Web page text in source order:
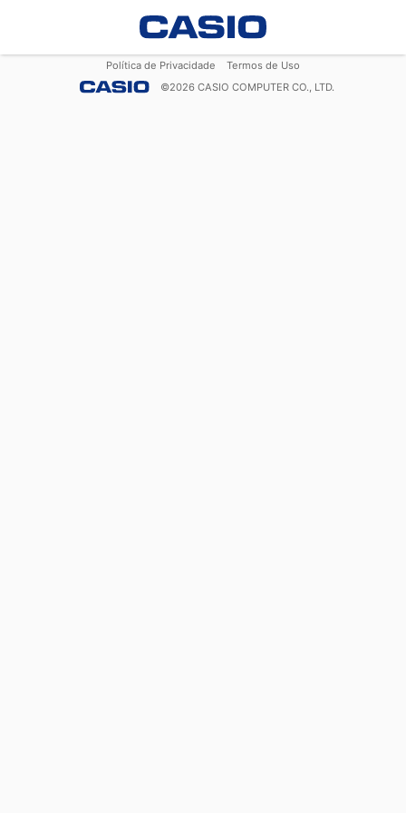
Política de Privacidade
Termos de Uso
©2026 CASIO COMPUTER CO., LTD.